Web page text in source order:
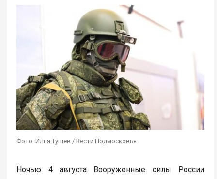
Фото: Илья Тушев / Вести Подмосковья
Ночью 4 августа Вооруженные силы России